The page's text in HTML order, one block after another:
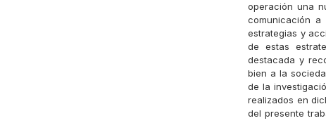
operación una
comunicación a
estrategias y
de estas
destacada y
bien a la
de la
realizados en
del presente